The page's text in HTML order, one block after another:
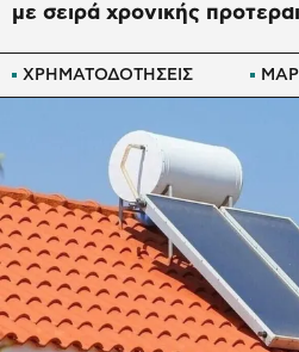
ΧΡΗΜΑΤΟΔΟΤΗΣΕΙΣ
με σειρά χρονικής